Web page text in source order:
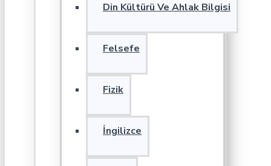
Din Kültürü Ve Ahlak Bilgisi
Felsefe
Fizik
İngilizce